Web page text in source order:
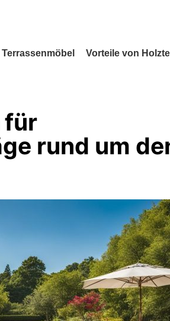
Terrassenmöbel Vorteile von
für
rund um